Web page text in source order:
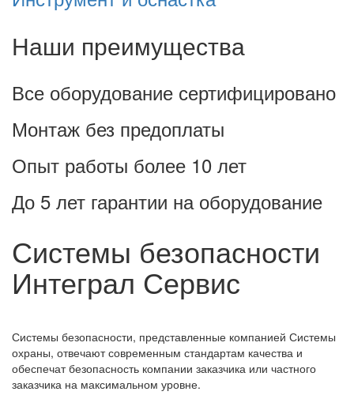
Наши преимущества
Все оборудование сертифицировано
Монтаж без предоплаты
Опыт работы более 10 лет
До 5 лет гарантии на оборудование
Системы безопасности
Интеграл Сервис
Системы безопасности, представленные компанией Системы
охраны, отвечают современным стандартам качества и
обеспечат безопасность компании заказчика или частного
заказчика на максимальном уровне.